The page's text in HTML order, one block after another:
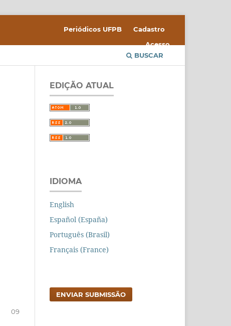
BUSCAR
Periódicos UFPB
Cadastro
Acesso
09
EDIÇÃO ATUAL
IDIOMA
English
Español (España)
Português (Brasil)
Français (France)
ENVIAR SUBMISSÃO